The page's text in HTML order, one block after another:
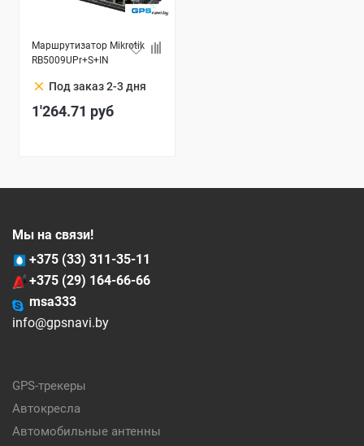
Маршрутизатор Mikrotik
RB5009UPr+S+IN
clear Под заказ 2-3 дня
1'264.71 руб
Мы на связи!
+375 (33) 311-35-11
+375 (29) 164-66-66
msa333
info@gpsnavi.by
GPS-трекеры
Автокресла
Автомобильные антенны